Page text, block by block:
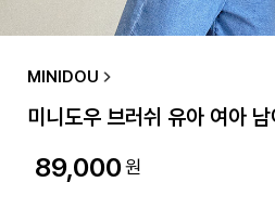
MINIDOU
미니도우 브러쉬 유아 여아
89,000원